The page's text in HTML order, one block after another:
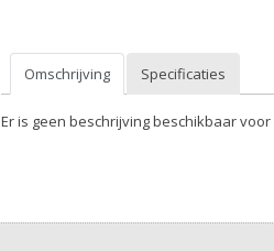
Omschrijving Specificaties
Er is geen beschrijving beschikbaar